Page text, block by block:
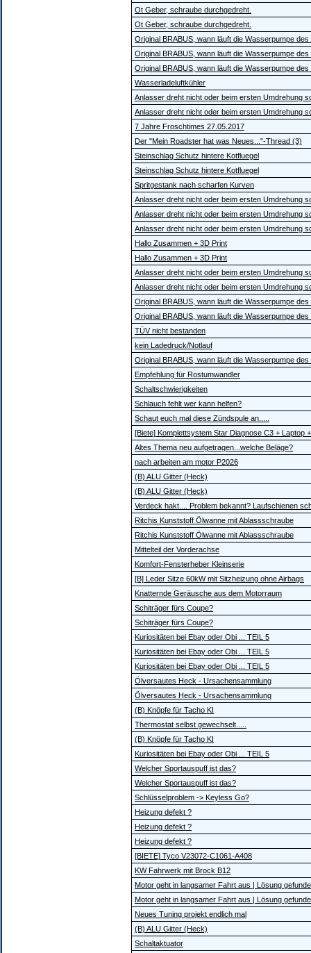
Ot Geber, schraube durchgedreht.
Ot Geber, schraube durchgedreht.
Original BRABUS, wann läuft die Wasserpumpe des
Original BRABUS, wann läuft die Wasserpumpe des
Original BRABUS, wann läuft die Wasserpumpe des
Wasserladeluftkühler
Anlasser dreht nicht oder beim ersten Umdrehung
Anlasser dreht nicht oder beim ersten Umdrehung
7 Jahre Froschtimes 27.05.2017
Der "Mein Roadster hat was Neues..."-Thread (3)
Steinschlag Schutz hintere Kotfluegel
Steinschlag Schutz hintere Kotfluegel
Spritgestank nach scharfen Kurven
Anlasser dreht nicht oder beim ersten Umdrehung
Anlasser dreht nicht oder beim ersten Umdrehung
Anlasser dreht nicht oder beim ersten Umdrehung
Hallo Zusammen + 3D Print
Hallo Zusammen + 3D Print
Anlasser dreht nicht oder beim ersten Umdrehung
Anlasser dreht nicht oder beim ersten Umdrehung
Original BRABUS, wann läuft die Wasserpumpe des
Original BRABUS, wann läuft die Wasserpumpe des
TÜV nicht bestanden
kein Ladedruck/Notlauf
Original BRABUS, wann läuft die Wasserpumpe des
Empfehlung für Rostumwandler
Schaltschwierigkeiten
Schlauch fehlt wer kann helfen?
Schaut euch mal diese Zündspule an.....
[Biete] Komplettsystem Star Diagnose C3 + Laptop
Altes Thema neu aufgetragen...welche Beläge?
nach arbeiten am motor P2026
(B) ALU Gitter (Heck)
(B) ALU Gitter (Heck)
Verdeck hakt.... Problem bekannt? Laufschienen
Ritchis Kunststoff Ölwanne mit Ablassschraube
Ritchis Kunststoff Ölwanne mit Ablassschraube
Mittelteil der Vorderachse
Komfort-Fensterheber Kleinserie
[B] Leder Sitze 60kW mit Sitzheizung ohne Airbags
Knatternde Geräusche aus dem Motorraum
Schiträger fürs Coupe?
Schiträger fürs Coupe?
Kuriositäten bei Ebay oder Obi ... TEIL 5
Kuriositäten bei Ebay oder Obi ... TEIL 5
Kuriositäten bei Ebay oder Obi ... TEIL 5
Ölversautes Heck - Ursachensammlung
Ölversautes Heck - Ursachensammlung
(B) Knöpfe für Tacho KI
Thermostat selbst gewechselt.....
(B) Knöpfe für Tacho KI
Kuriositäten bei Ebay oder Obi ... TEIL 5
Welcher Sportauspuff ist das?
Welcher Sportauspuff ist das?
Schlüsselproblem -> Keyless Go?
Heizung defekt ?
Heizung defekt ?
Heizung defekt ?
[BIETE] Tyco V23072-C1061-A408
KW Fahrwerk mit Brock B12
Motor geht in langsamer Fahrt aus | Lösung
Motor geht in langsamer Fahrt aus | Lösung
Neues Tuning projekt endlich mal
(B) ALU Gitter (Heck)
Schaltaktuator